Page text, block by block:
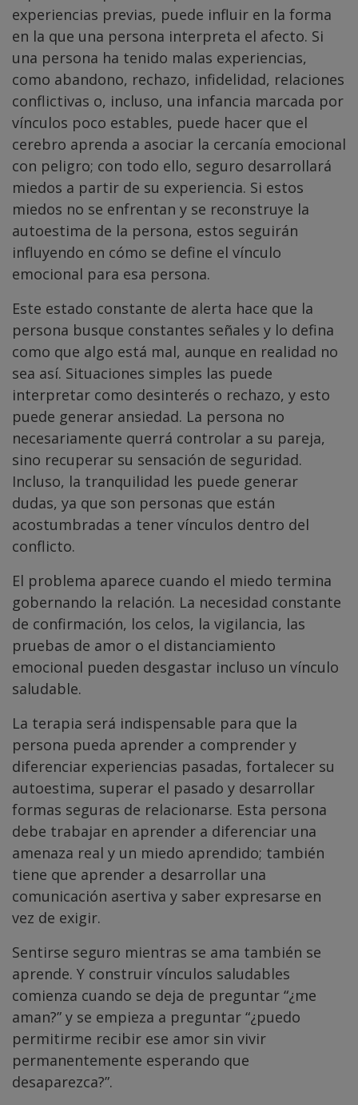
experiencias previas, puede influir en la forma
en la que una persona interpreta el afecto. Si
una persona ha tenido malas experiencias,
como abandono, rechazo, infidelidad, relaciones
conflictivas o, incluso, una infancia marcada por
vínculos poco estables, puede hacer que el
cerebro aprenda a asociar la cercanía emocional
con peligro; con todo ello, seguro desarrollará
miedos a partir de su experiencia. Si estos
miedos no se enfrentan y se reconstruye la
autoestima de la persona, estos seguirán
influyendo en cómo se define el vínculo
emocional para esa persona.
Este estado constante de alerta hace que la
persona busque constantes señales y lo defina
como que algo está mal, aunque en realidad no
sea así. Situaciones simples las puede
interpretar como desinterés o rechazo, y esto
puede generar ansiedad. La persona no
necesariamente querrá controlar a su pareja,
sino recuperar su sensación de seguridad.
Incluso, la tranquilidad les puede generar
dudas, ya que son personas que están
acostumbradas a tener vínculos dentro del
conflicto.
El problema aparece cuando el miedo termina
gobernando la relación. La necesidad constante
de confirmación, los celos, la vigilancia, las
pruebas de amor o el distanciamiento
emocional pueden desgastar incluso un vínculo
saludable.
La terapia será indispensable para que la
persona pueda aprender a comprender y
diferenciar experiencias pasadas, fortalecer su
autoestima, superar el pasado y desarrollar
formas seguras de relacionarse. Esta persona
debe trabajar en aprender a diferenciar una
amenaza real y un miedo aprendido; también
tiene que aprender a desarrollar una
comunicación asertiva y saber expresarse en
vez de exigir.
Sentirse seguro mientras se ama también se
aprende. Y construir vínculos saludables
comienza cuando se deja de preguntar “¿me
aman?” y se empieza a preguntar “¿puedo
permitirme recibir ese amor sin vivir
permanentemente esperando que
desaparezca?”.